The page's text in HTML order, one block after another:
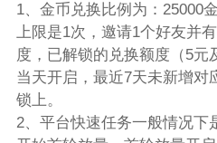
1、金币兑换比例为：25000
上限是1次，邀请1个好友并
度，已解锁的兑换额度（5元
当天开启，最近7天未新增对
锁上。
2、平台快速任务一般情况下